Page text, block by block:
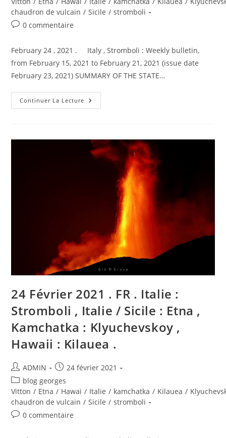
publication :
chaudron de vulcain / Sicile / stromboli
Commentaires
publication :
0 commentaire
February 24 , 2021 . Italy , Stromboli : Weekly bulletin,
from February 15, 2021 to February 21, 2021 (issue date
February 23, 2021) SUMMARY OF THE STATE…
Continuer La Lecture February
24,
:
Stromboli
Kamchatka
Klyuchevskoy
Hawaii
:
Kilauea
24 Février 2021 . FR . Italie :
Stromboli , Italie / Sicile : Etna ,
Kamchatka : Klyuchevskoy ,
Hawaii : Kilauea .
Auteur/autrice
de
la
publication :
ADMIN
Publication
publiée :
24 février 2021
Post
category:
blog georges
Vitton / Etna / Hawai / Italie / kamchatka / Kilauea /
chaudron de vulcain / Sicile / stromboli
Commentaires
0 commentaire